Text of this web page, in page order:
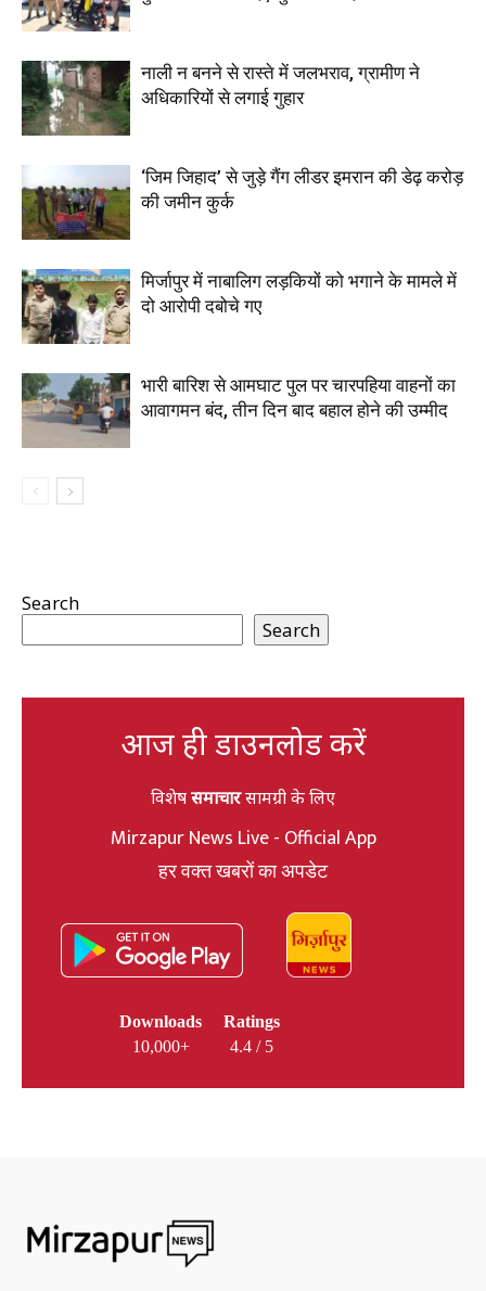
नाली न बनने से रास्ते में जलभराव, ग्रामीण ने
अधिकारियों से लगाई गुहार
‘जिम जिहाद’ से जुड़े गैंग लीडर इमरान की डेढ़ करोड़
की जमीन कुर्क
मिर्जापुर में नाबालिग लड़कियों को भगाने के मामले में
दो आरोपी दबोचे गए
भारी बारिश से आमघाट पुल पर चारपहिया वाहनों का
आवागमन बंद, तीन दिन बाद बहाल होने की उम्मीद
Search
Search
आज ही डाउनलोड करें
विशेषसमाचारसामग्री के लिए
Mirzapur News Live - Official App
हर वक्त खबरों का अपडेट
Downloads
10,000+
Ratings
4.4 / 5